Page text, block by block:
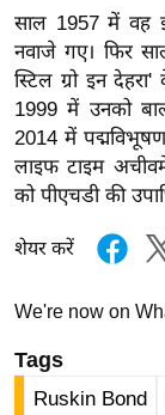
न्यू
ज
ब्री
फ
म
नो
रं
न
ग
त
साल 1957 में वह
नवाजे गए। फिर
स्टिल ग्रो इन
1999 में उनको
2014 में
लाइफ टाइम
को पीएचडी की
शेयर करें
We're now on
Tags
Ruskin Bond